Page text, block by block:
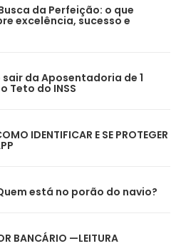
da Perfeição: o que
excelência, sucesso e
sair da Aposentadoria de 1
Teto do INSS
IDENTIFICAR E SE PROTEGER
está no porão do navio?
BANCÁRIO —LEITURA